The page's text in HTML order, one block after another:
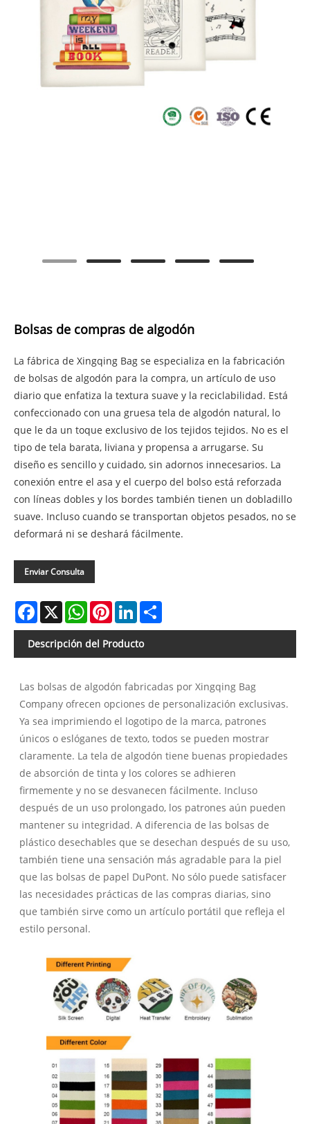
Bolsas de compras de algodón
La fábrica de Xingqing Bag se especializa en la fabricación
de bolsas de algodón para la compra, un artículo de uso
diario que enfatiza la textura suave y la reciclabilidad. Está
confeccionado con una gruesa tela de algodón natural, lo
que le da un toque exclusivo de los tejidos tejidos. No es el
tipo de tela barata, liviana y propensa a arrugarse. Su
diseño es sencillo y cuidado, sin adornos innecesarios. La
conexión entre el asa y el cuerpo del bolso está reforzada
con líneas dobles y los bordes también tienen un dobladillo
suave. Incluso cuando se transportan objetos pesados, no se
deformará ni se deshará fácilmente.
Enviar Consulta
Facebook
X WhatsAppPinterestLinkedIn
Descripción del Producto
Las bolsas de algodón fabricadas por Xingqing Bag
Company ofrecen opciones de personalización exclusivas.
Ya sea imprimiendo el logotipo de la marca, patrones
únicos o eslóganes de texto, todos se pueden mostrar
claramente. La tela de algodón tiene buenas propiedades
de absorción de tinta y los colores se adhieren
firmemente y no se desvanecen fácilmente. Incluso
después de un uso prolongado, los patrones aún pueden
mantener su integridad. A diferencia de las bolsas de
plástico desechables que se desechan después de su uso,
también tiene una sensación más agradable para la piel
que las bolsas de papel DuPont. No sólo puede satisfacer
las necesidades prácticas de las compras diarias, sino
que también sirve como un artículo portátil que refleja el
estilo personal.